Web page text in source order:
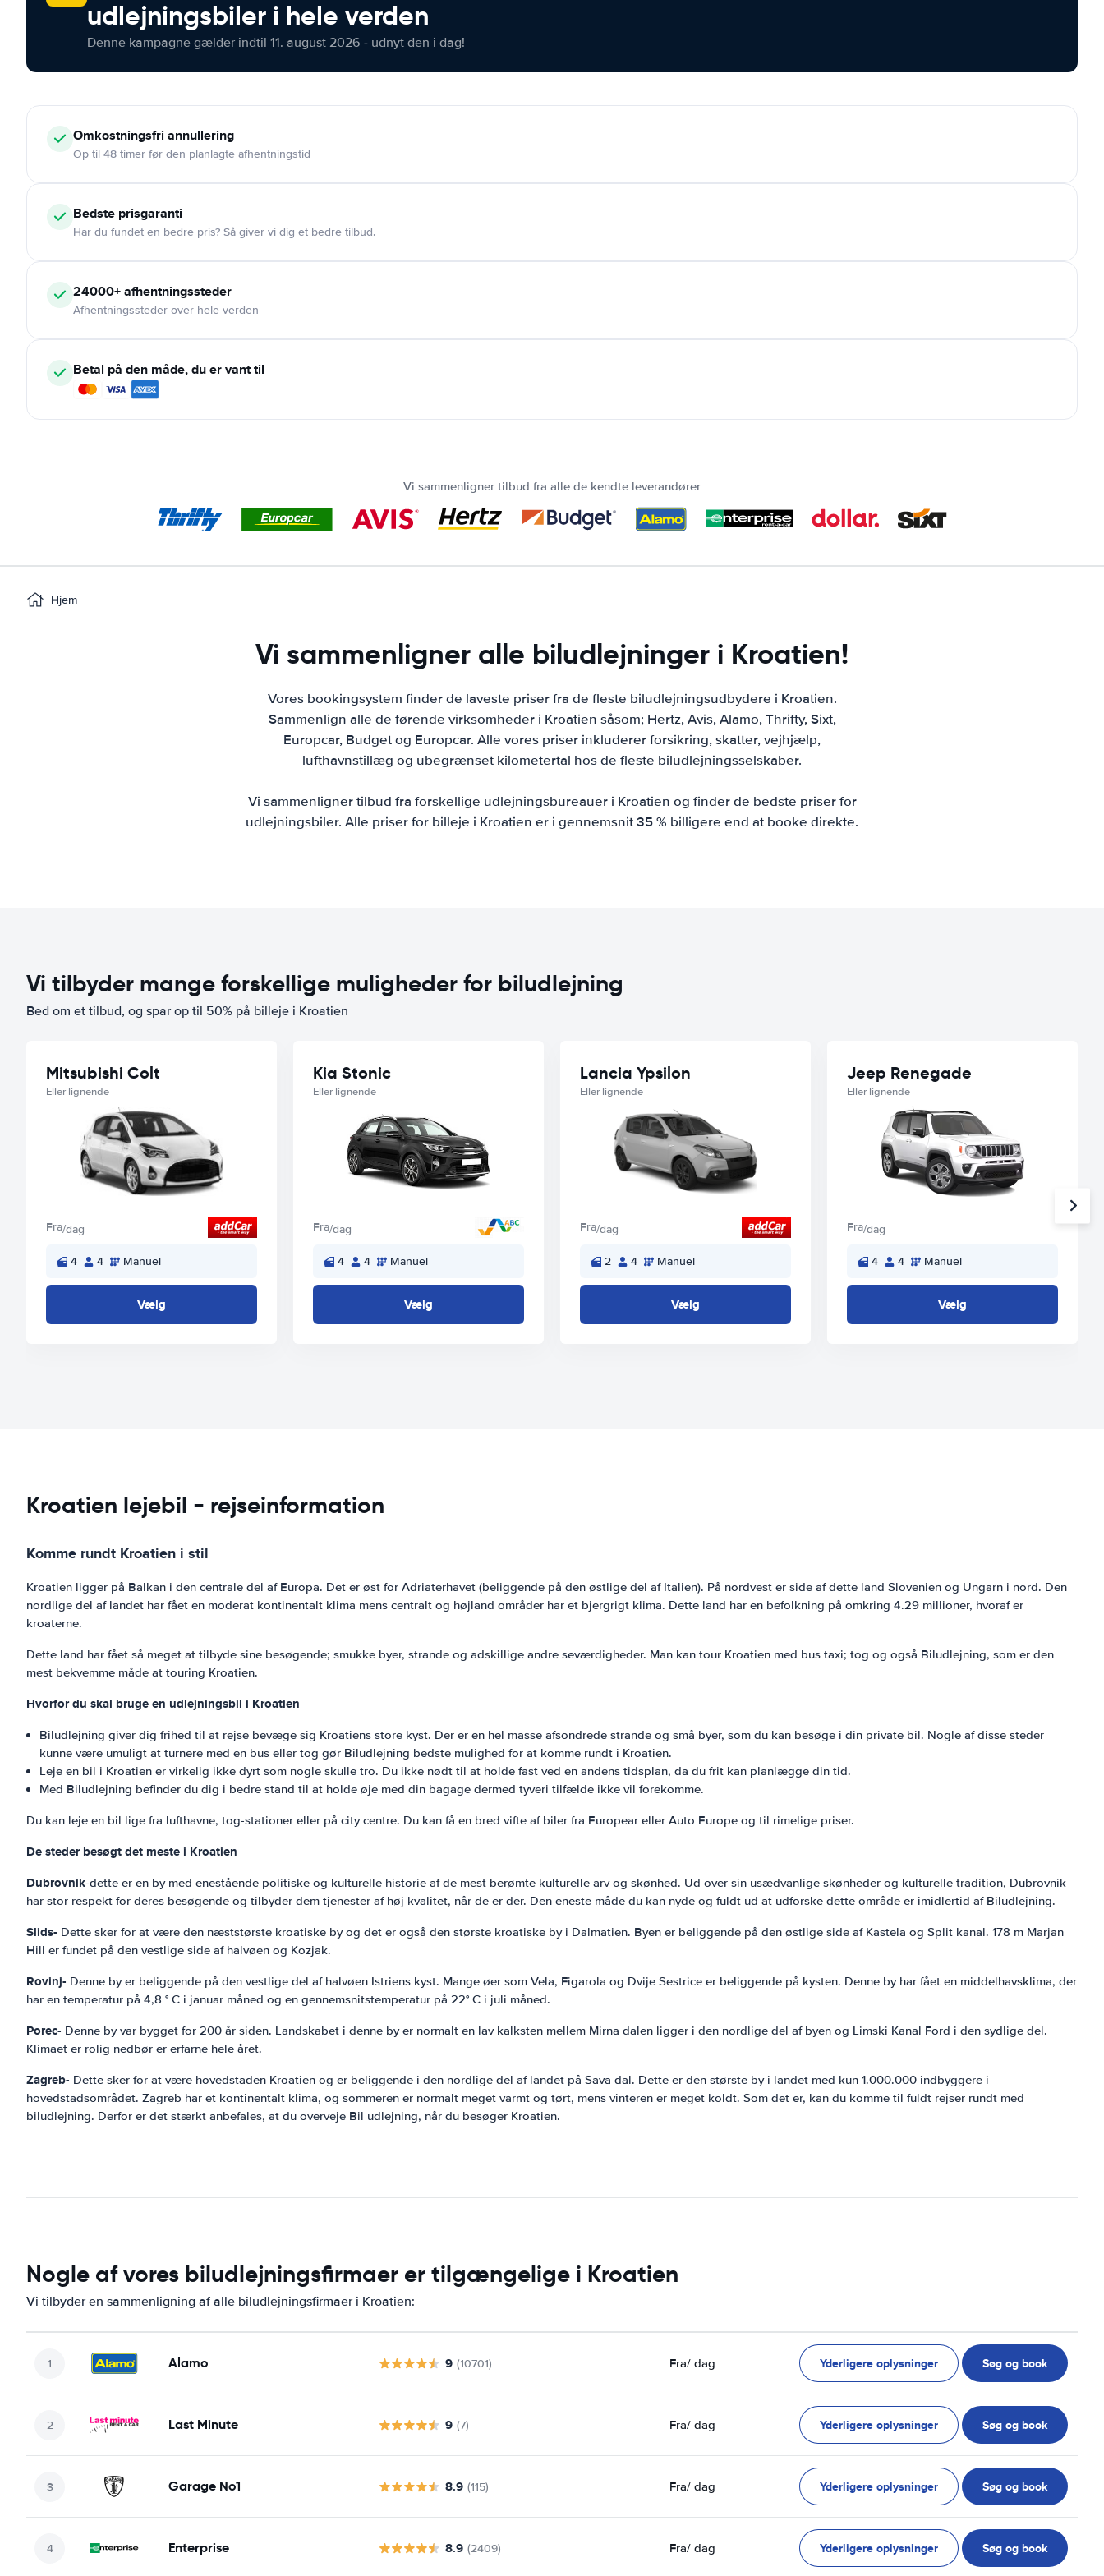
udlejningsbiler i hele verden
Denne kampagne gælder indtil 11. august 2026 - udnyt den i dag!
Omkostningsfri annullering
Op til 48 timer før den planlagte afhentningstid
Bedste prisgaranti
Har du fundet en bedre pris? Så giver vi dig et bedre tilbud.
24000+afhentningssteder
Afhentningssteder over hele verden
Betal på den måde, du er vant til
Vi sammenligner tilbud fra alle de kendte leverandører
Hjem
Vi sammenligner alle biludlejninger i Kroatien!
Vores bookingsystem finder de laveste priser fra de fleste biludlejningsudbydere i Kroatien.
Sammenlign alle de førende virksomheder i Kroatien såsom; Hertz, Avis, Alamo, Thrifty, Sixt,
Europcar, Budget og Europcar. Alle vores priser inkluderer forsikring, skatter, vejhjælp,
lufthavnstillæg og ubegrænset kilometertal hos de fleste biludlejningsselskaber.
Vi sammenligner tilbud fra forskellige udlejningsbureauer i Kroatien og finder de bedste priser for
udlejningsbiler. Alle priser for billeje i Kroatien er i gennemsnit 35 % billigere end at booke direkte.
Vi tilbyder mange forskellige muligheder for biludlejning
Bed om et tilbud, og spar op til 50% på billeje i Kroatien
Mitsubishi Colt
Eller lignende
Fra/dag
4 4 Manuel
Vælg
Kia Stonic
Eller lignende
Fra/dag
4 4 Manuel
Vælg
Lancia Ypsilon
Eller lignende
Fra/dag
2 4 Manuel
Vælg
Jeep Renegade
Eller lignende
Fra/dag
4 4 Manuel
Vælg
Kroatien lejebil - rejseinformation
Komme rundt Kroatien i stil
Kroatien ligger på Balkan i den centrale del af Europa. Det er øst for Adriaterhavet (beliggende på den østlige del af Italien). På nordvest er side af dette land Slovenien og Ungarn i nord. Den
nordlige del af landet har fået en moderat kontinentalt klima mens centralt og højland områder har et bjergrigt klima. Dette land har en befolkning på omkring 4.29 millioner, hvoraf er
kroaterne.
Dette land har fået så meget at tilbyde sine besøgende; smukke byer, strande og adskillige andre seværdigheder. Man kan tour Kroatien med bus taxi; tog og også Biludlejning, som er den
mest bekvemme måde at touring Kroatien.
Hvorfor du skal bruge en udlejningsbil i Kroatien
Biludlejning giver dig frihed til at rejse bevæge sig Kroatiens store kyst. Der er en hel masse afsondrede strande og små byer, som du kan besøge i din private bil. Nogle af disse steder
kunne være umuligt at turnere med en bus eller tog gør Biludlejning bedste mulighed for at komme rundt i Kroatien.
Leje en bil i Kroatien er virkelig ikke dyrt som nogle skulle tro. Du ikke nødt til at holde fast ved en andens tidsplan, da du frit kan planlægge din tid.
Med Biludlejning befinder du dig i bedre stand til at holde øje med din bagage dermed tyveri tilfælde ikke vil forekomme.
Du kan leje en bil lige fra lufthavne, tog-stationer eller på city centre. Du kan få en bred vifte af biler fra Europear eller Auto Europe og til rimelige priser.
De steder besøgt det meste i Kroatien
Dubrovnik-dette er en by med enestående politiske og kulturelle historie af de mest berømte kulturelle arv og skønhed. Ud over sin usædvanlige skønheder og kulturelle tradition, Dubrovnik
har stor respekt for deres besøgende og tilbyder dem tjenester af høj kvalitet, når de er der. Den eneste måde du kan nyde og fuldt ud at udforske dette område er imidlertid af Biludlejning.
Slids- Dette sker for at være den næststørste kroatiske by og det er også den største kroatiske by i Dalmatien. Byen er beliggende på den østlige side af Kastela og Split kanal. 178 m Marjan
Hill er fundet på den vestlige side af halvøen og Kozjak.
Rovinj- Denne by er beliggende på den vestlige del af halvøen Istriens kyst. Mange øer som Vela, Figarola og Dvije Sestrice er beliggende på kysten. Denne by har fået en middelhavsklima, der
har en temperatur på 4,8 ° C i januar måned og en gennemsnitstemperatur på 22° C i juli måned.
Porec- Denne by var bygget for 200 år siden. Landskabet i denne by er normalt en lav kalksten mellem Mirna dalen ligger i den nordlige del af byen og Limski Kanal Ford i den sydlige del.
Klimaet er rolig nedbør er erfarne hele året.
Zagreb- Dette sker for at være hovedstaden Kroatien og er beliggende i den nordlige del af landet på Sava dal. Dette er den største by i landet med kun 1.000.000 indbyggere i
hovedstadsområdet. Zagreb har et kontinentalt klima, og sommeren er normalt meget varmt og tørt, mens vinteren er meget koldt. Som det er, kan du komme til fuldt rejser rundt med
biludlejning. Derfor er det stærkt anbefales, at du overveje Bil udlejning, når du besøger Kroatien.
Nogle af vores biludlejningsfirmaer er tilgængelige i Kroatien
Vi tilbyder en sammenligning af alle biludlejningsfirmaer i Kroatien:
Alamo 9 (10701) Fra/ dag Yderligere oplysninger Søg og book
Last Minute 9 (7) Fra/ dag Yderligere oplysninger Søg og book
Garage No1 8.9 (115) Fra/ dag Yderligere oplysninger Søg og book
Enterprise 8.9 (2409) Fra/ dag Yderligere oplysninger Søg og book